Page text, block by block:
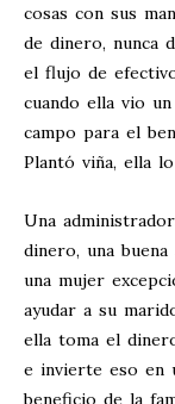
cosas con sus
de dinero, nunca
el flujo de
cuando ella vio
campo para el
Plantó viña, ella
Una
dinero, una
una mujer
ayudar a su
ella toma el
e invierte eso en
beneficio de la